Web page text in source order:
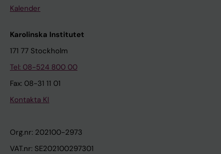
Kalender
Karolinska Institutet
171 77 Stockholm
Tel: 08-524 800 00
Fax: 08-31 11 01
Kontakta KI
Org.nr: 202100-2973
VAT.nr: SE202100297301